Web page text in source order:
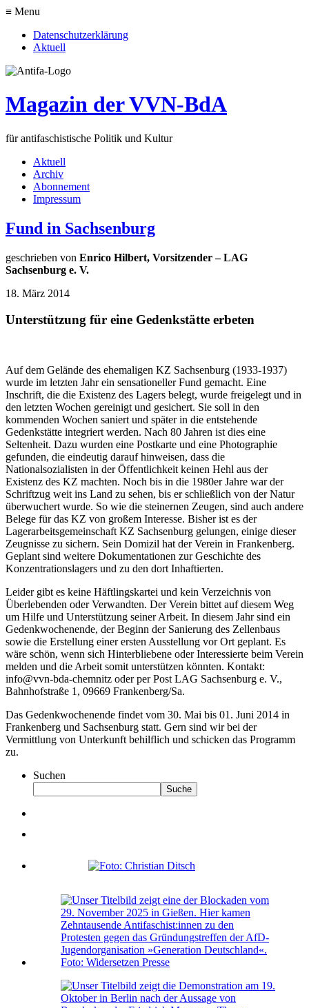
≡ Menu
Datenschutzerklärung
Aktuell
Magazin der VVN-BdA
für antifaschistische Politik und Kultur
Aktuell
Archiv
Abonnement
Impressum
Fund in Sachsenburg
geschrieben von Enrico Hilbert, Vorsitzender – LAG
Sachsenburg e. V.
18. März 2014
Unterstützung für eine Gedenkstätte erbeten
Auf dem Gelände des ehemaligen KZ Sachsenburg (1933-1937)
wurde im letzten Jahr ein sensationeller Fund gemacht. Eine
Inschrift, die die Existenz des Lagers belegt, wurde freigelegt und in
den letzten Wochen gereinigt und gesichert. Sie soll in den
kommenden Wochen saniert und später in die entstehende
Gedenkstätte integriert werden. Nach 80 Jahren ist dies eine
Seltenheit. Dazu wurden eine Postkarte und eine Photographie
gefunden, die eindeutig darauf hinweisen, dass die
Nationalsozialisten in der Öffentlichkeit keinen Hehl aus der
Existenz des KZ machten. Noch bis in die 1980er Jahre war der
Schriftzug weit ins Land zu sehen, bis er schließlich von der Natur
überwuchert wurde. So wie die steinernen Zeugen, sind auch andere
Belege für das KZ von großem Interesse. Bisher ist es der
Lagerarbeitsgemeinschaft KZ Sachsenburg gelungen, einige dieser
Zeugnisse zu sichern. Sein Domizil hat der Verein in Frankenberg.
Geplant sind weitere Dokumentationen zur Geschichte des
Konzentrationslagers und zu den dort Inhaftierten.
Leider gibt es keine Häftlingskartei und kein Verzeichnis von
Überlebenden oder Verwandten. Der Verein bittet auf diesem Weg
um Hilfe und Unterstützung seiner Arbeit. In diesem Jahr sind ein
Gedenkwochenende, der Beginn der Sanierung des Zellenbaus
sowie die Erstellung einer ersten Ausstellung vor Ort geplant. Es
wäre schön, wenn sich Hinterbliebene oder Interessierte beim Verein
melden und die Arbeit somit unterstützen könnten. Kontakt:
info@vvn-bda-chemnitz oder per Post LAG Sachsenburg e. V.,
Bahnhofstraße 1, 09669 Frankenberg/Sa.
Das Gedenkwochenende findet vom 30. Mai bis 01. Juni 2014 in
Frankenberg und Sachsenburg statt. Gern sind wir bei der
Vermittlung von Unterkunft behilflich und schicken das Programm
zu.
Suchen
Suche